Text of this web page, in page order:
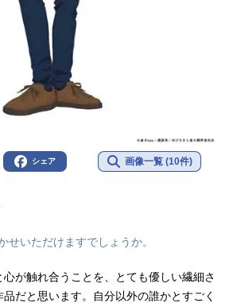
シェア 画像一覧 (10件)
いただけますでしょうか。
が触れ合うことを、とても優しい繊細さ
だと思います。自分以外の誰かとすごく